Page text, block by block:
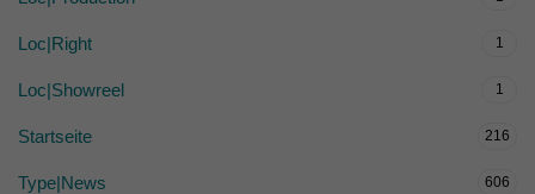
Loc|Right 1
Loc|Showreel 1
Startseite 216
Type|News 606